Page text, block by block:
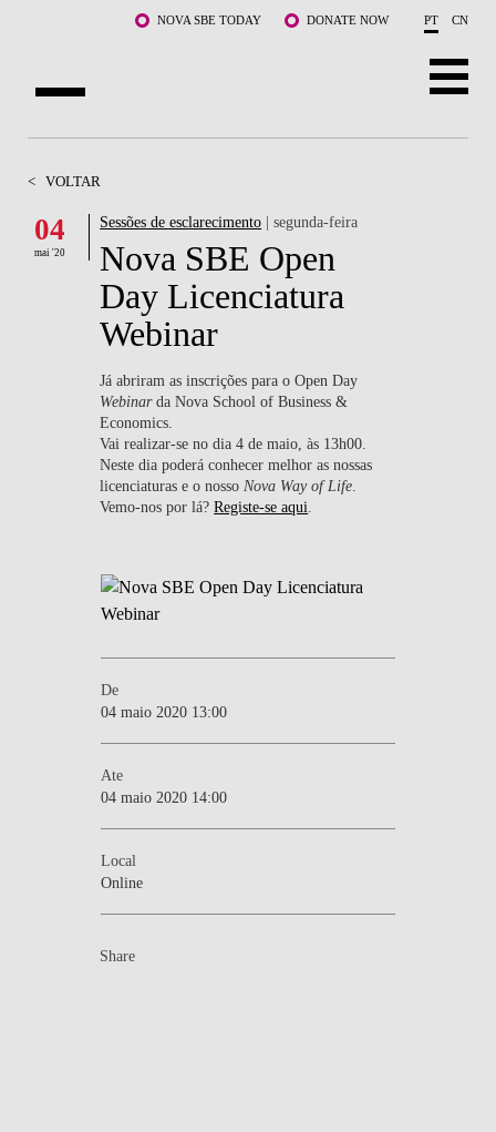
Saltar para o conteúdo principalNOVA SBE TODAY DONATE NOW PT CN
DOCENTES E INVESTIGAÇÃO
COMUNIDADE
WHAT'S HAPPENING
< VOLTAR
04
mai '20
Sessões de esclarecimento | segunda-feira
Nova SBE Open
Day Licenciatura
Webinar
Já abriram as inscrições para o Open Day
Webinarda Nova School of Business &
Economics.
Vai realizar-se no dia 4 de maio, às 13h00.
Neste dia poderá conhecer melhor as nossas
licenciaturas e o nosso Nova Way of Life
Vemo-nos por lá?Registe-se aqui
De
04 maio 2020 13:00
Ate
04 maio 2020 14:00
Local
Online
Share